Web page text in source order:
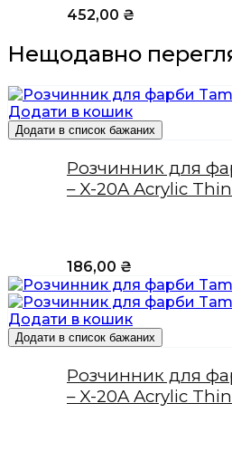
452,00 ₴
Нещодавно
Додати в кошик
Додати в список бажаних
Розчинник для
– X-20A Acrylic
186,00 ₴
Додати в кошик
Додати в список бажаних
Розчинник для
– X-20A Acrylic